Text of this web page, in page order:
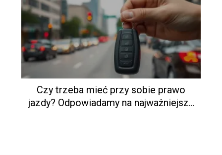
Czy trzeba mieć przy sobie prawo
jazdy? Odpowiadamy na najważniejsze